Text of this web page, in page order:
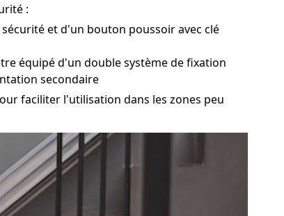
:
et d'un bouton poussoir avec clé
équipé d'un double système de fixation
secondaire
faciliter l'utilisation dans les zones peu